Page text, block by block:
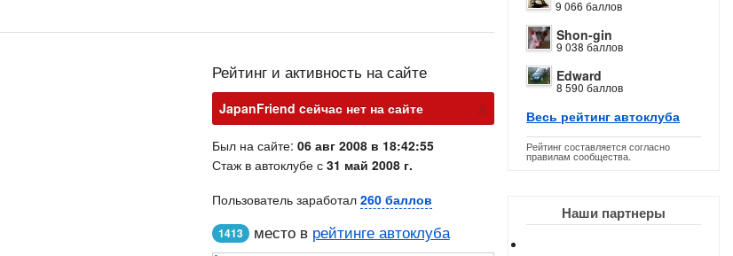
9 066 баллов
Shon-gin
9 038 баллов
Edward
8 590 баллов
Весь рейтинг автоклуба
Рейтинг составляется согласно
правилам сообщества.
Наши партнеры
Рейтинг и активность на сайте
JapanFriend cейчас нет на сайте х
Был на сайте: 06 авг 2008 в 18:42:55
Стаж в автоклубе с 31 май 2008 г.
Пользователь заработал 260 баллов
1413 место в рейтинге автоклуба